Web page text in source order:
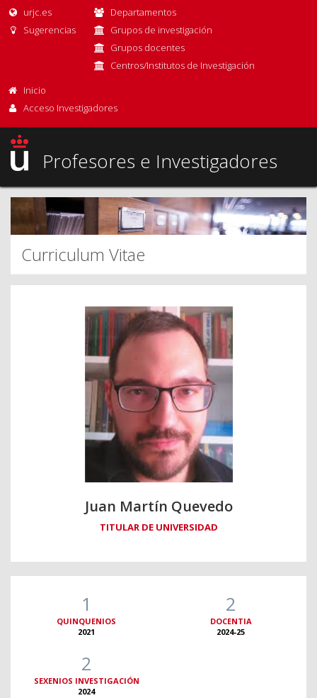
urjc.es
Sugerencias
Departamentos
Grupos de investigación
Grupos docentes
Centros/Institutos de Investigación
Inicio
Acceso Investigadores
Profesores e Investigadores
Curriculum Vitae
Juan Martín Quevedo
TITULAR DE UNIVERSIDAD
1
QUINQUENIOS
2021
2
DOCENTIA
2024-25
2
SEXENIOS INVESTIGACIÓN
2024